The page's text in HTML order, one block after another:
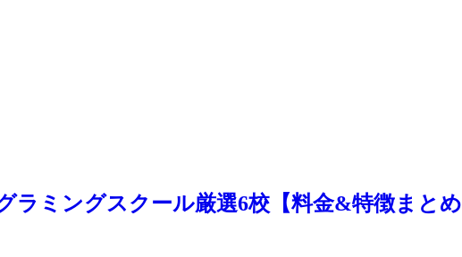
ラミングスクール厳選6校【料金&特徴まと